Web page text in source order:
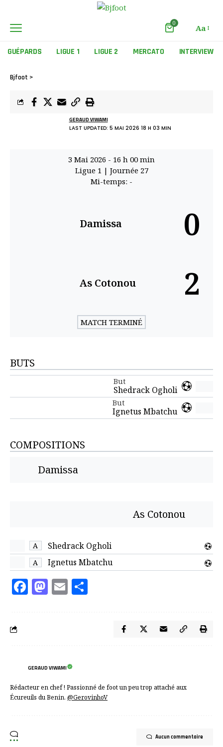
0 Aa
GUÉPARDS LIGUE 1 LIGUE 2 MERCATO INTERVIEW
Bjfoot >
LAST UPDATED: 5 MAI 2026 18 H 03 MIN
GERAUD VIWAMI
3 Mai 2026 - 16 h 00 min
Ligue 1 | Journée 27
Mi-temps: -
Damissa 0
As Cotonou 2
MATCH TERMINÉ
BUTS
But
Shedrack Ogholi
But
Ignetus Mbatchu
COMPOSITIONS
Damissa
As Cotonou
A Shedrack Ogholi
A Ignetus Mbatchu
Facebook
Mastodon
Email
GERAUD VIWAMI
Rédacteur en chef ! Passionné de foot un peu trop attaché aux
Écureuils du Benin. @GerovinhoV
Aucun commentaire